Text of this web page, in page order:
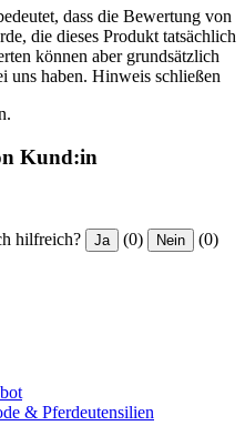
dass die Bewertung von
die dieses Produkt tatsächlich
können aber grundsätzlich
uns haben. Hinweis schließen
Kund:in
hilfreich? Ja (0) Nein (0)
& Pferdeutensilien